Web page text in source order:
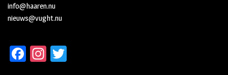
info@haaren.nu
nieuws@vught.nu
Fa In